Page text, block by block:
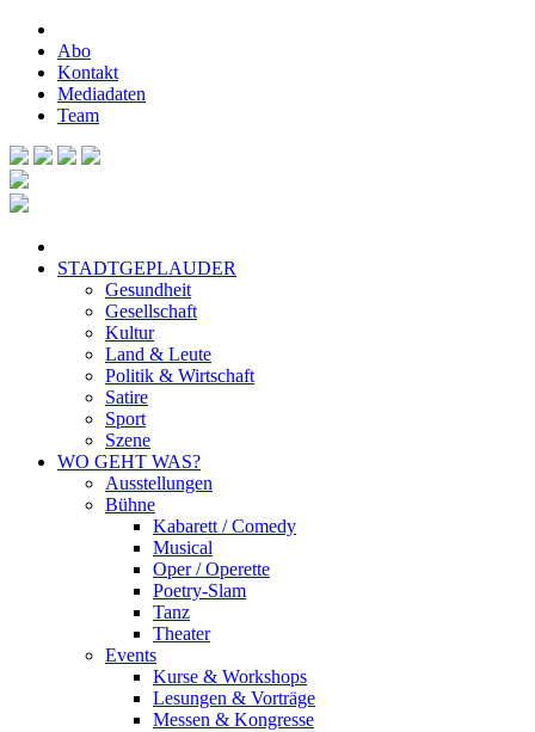
Abo
Kontakt
Mediadaten
Team
STADTGEPLAUDER
Gesundheit
Gesellschaft
Kultur
Land & Leute
Politik & Wirtschaft
Satire
Sport
Szene
WO GEHT WAS?
Ausstellungen
Bühne
Kabarett / Comedy
Musical
Oper / Operette
Poetry-Slam
Tanz
Theater
Events
Kurse & Workshops
Lesungen & Vorträge
Messen & Kongresse